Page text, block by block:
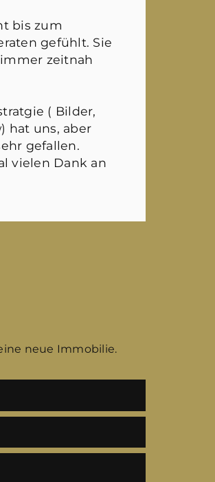
bis zum
gefühlt. Sie
zeitnah
( Bilder,
hat uns, aber
gefallen.
vielen Dank an
neue Immobilie.